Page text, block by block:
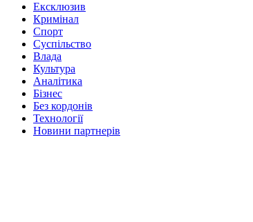
Ексклюзив
Кримінал
Спорт
Суспільство
Влада
Культура
Аналітика
Бізнес
Без кордонів
Технології
Новини партнерів